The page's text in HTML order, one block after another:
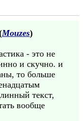
Mouzes)
- это не
и скучно. и
то больше
текст,
вообще